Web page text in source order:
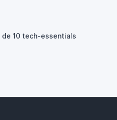
de 10 tech-essentials